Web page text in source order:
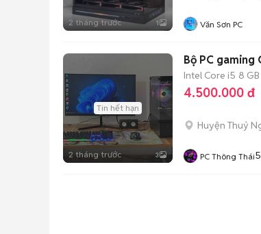
2 tháng trước 1 Văn Sơn PC
Tin hết hạn
2 tháng trước 3
Bộ PC gaming
Intel Core i5 8 GB
4.500.000 đ
Huyện Thuỷ
PC Thông Thái